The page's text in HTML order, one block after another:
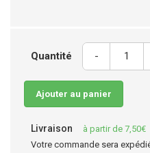
Quantité -
Ajouter au panier
Livraison
à partir de 7,50€
Votre commande sera